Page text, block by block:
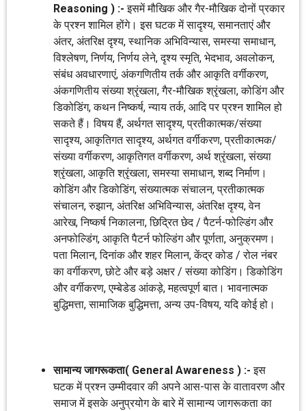
Reasoning ) :- इसमें मौखिक और गैर-मौखिक दोनों प्रकार
के प्रश्न शामिल होंगे। इस घटक में सादृश्य, समानताएं और
अंतर, अंतरिक्ष दृश्य, स्थानिक अभिविन्यास, समस्या समाधान,
विश्लेषण, निर्णय, निर्णय लेने, दृश्य स्मृति, भेदभाव, अवलोकन,
संबंध अवधारणाएं, अंकगणितीय तर्क और आकृति वर्गीकरण,
अंकगणितीय संख्या श्रृंखला, गैर-मौखिक श्रृंखला, कोडिंग और
डिकोडिंग, कथन निष्कर्ष, न्याय तर्क, आदि पर प्रश्न शामिल हो
सकते हैं। विषय हैं, अर्थगत सादृश्य, प्रतीकात्मक/संख्या
सादृश्य, आकृतिगत सादृश्य, अर्थगत वर्गीकरण, प्रतीकात्मक/
संख्या वर्गीकरण, आकृतिगत वर्गीकरण, अर्थ श्रृंखला, संख्या
श्रृंखला, आकृति श्रृंखला, समस्या समाधान, शब्द निर्माण।
कोडिंग और डिकोडिंग, संख्यात्मक संचालन, प्रतीकात्मक
संचालन, रुझान, अंतरिक्ष अभिविन्यास, अंतरिक्ष दृश्य, वेन
आरेख, निष्कर्ष निकालना, छिद्रित छेद / पैटर्न-फोल्डिंग और
अनफोल्डिंग, आकृति पैटर्न फोल्डिंग और पूर्णता, अनुक्रमण।
पता मिलान, दिनांक और शहर मिलान, केंद्र कोड / रोल नंबर
का वर्गीकरण, छोटे और बड़े अक्षर / संख्या कोडिंग। डिकोडिंग
और वर्गीकरण, एम्बेडेड आंकड़े, महत्वपूर्ण बात। भावनात्मक
बुद्धिमत्ता, सामाजिक बुद्धिमत्ता, अन्य उप-विषय, यदि कोई हो।
सामान्य जागरूकता( General Awareness ) :- इस
घटक में प्रश्न उम्मीदवार की अपने आस-पास के वातावरण और
समाज में इसके अनुप्रयोग के बारे में सामान्य जागरूकता का